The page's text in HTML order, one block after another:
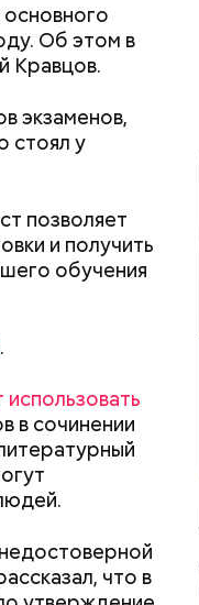
Об этом в
Кравцов.
экзаменов,
стоял у
позволяет
и получить
обучения
.
в сочинении
что в
маникюра в
2026